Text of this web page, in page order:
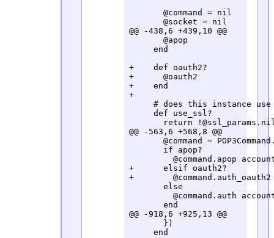
       @command = nil
       @socket = nil
@@ -438,6 +439,10 @@
       @apop
     end
+    def oauth2?
+      @oauth2
+    end
+
# does this instance use
     def use_ssl?
return
@@ -563,6 +568,8 @@
@command =
       if apop?
@command.apop
+      elsif oauth2?
+
       else
@command.auth
       end
@@ -918,6 +925,13 @@
       })
     end